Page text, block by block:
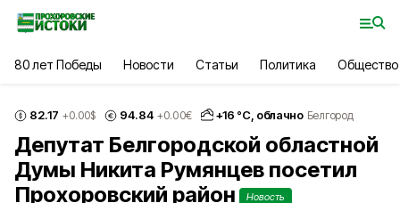
80 лет Победы Новости Статьи Политика Общество
82.17 +0.00$ 94.84 +0.00€ +16 °С, облачно Белгород
Депутат Белгородской областной
Думы Никита Румянцев посетил
Прохоровский район
Новость